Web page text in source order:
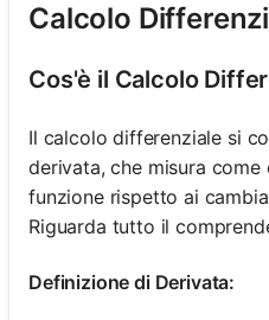
Calcolo
Cos'è il Calcolo
Il calcolo differenziale si
derivata, che misura
funzione rispetto ai
Riguarda tutto il
Definizione di Derivata: